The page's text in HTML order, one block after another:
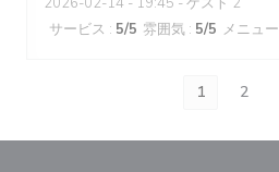
サービス : 5/5 雰囲気 : 5/5 メニュー
1 2